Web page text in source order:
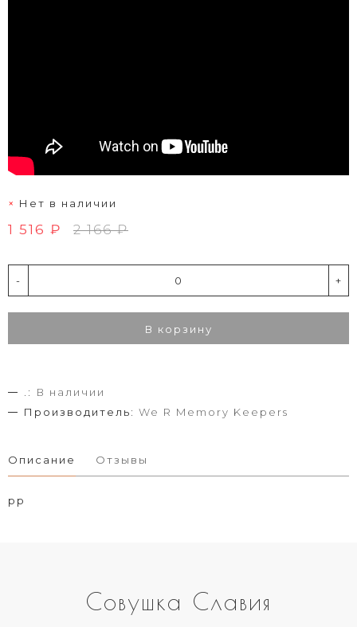
Нет в наличии
1 516 ₽ 2 166 ₽
- +
В корзину
.:
В наличии
Производитель: We R Memory Keepers
Описание Отзывы
рр
Совушка Славия